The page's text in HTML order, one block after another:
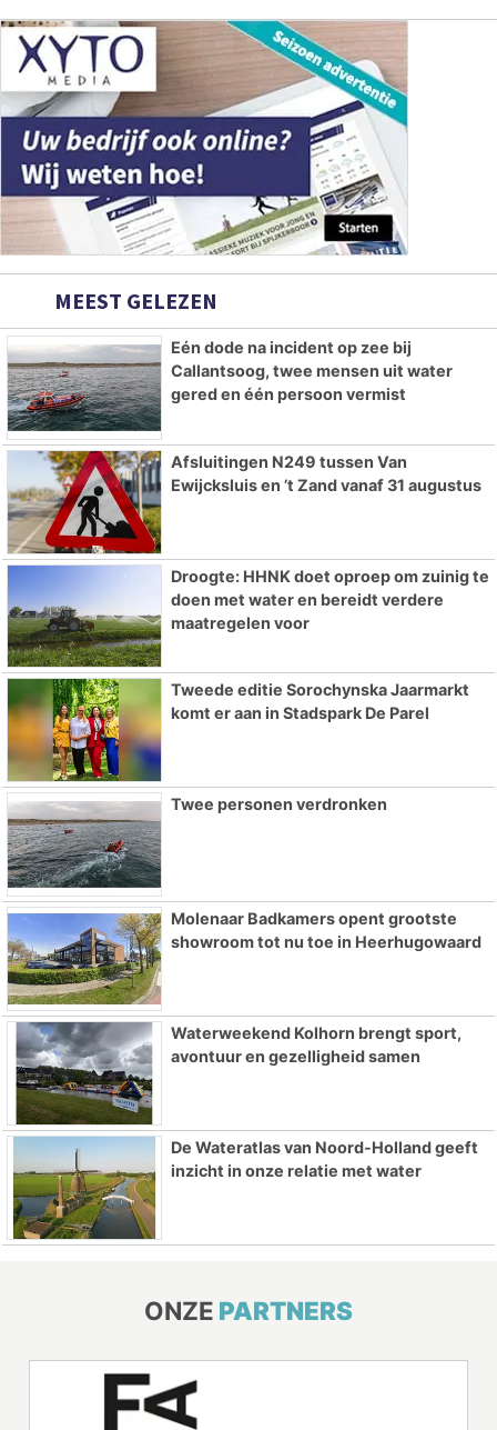
MEEST GELEZEN
Eén dode na incident op zee bij
Callantsoog, twee mensen uit water
gered en één persoon vermist
Afsluitingen N249 tussen Van
Ewijcksluis en ’t Zand vanaf 31 augustus
Droogte: HHNK doet oproep om zuinig te
doen met water en bereidt verdere
maatregelen voor
Tweede editie Sorochynska Jaarmarkt
komt er aan in Stadspark De Parel
Twee personen verdronken
Molenaar Badkamers opent grootste
showroom tot nu toe in Heerhugowaard
Waterweekend Kolhorn brengt sport,
avontuur en gezelligheid samen
De Wateratlas van Noord-Holland geeft
inzicht in onze relatie met water
ONZE PARTNERS